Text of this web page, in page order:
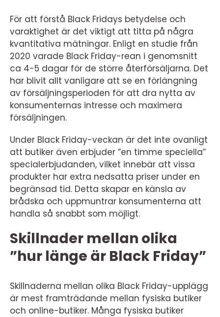
För att förstå Black Fridays betydelse och
varaktighet är det viktigt att titta på några
kvantitativa mätningar. Enligt en studie från
2020 varade Black Friday-rean i genomsnitt
ca 4-5 dagar för de större återförsäljarna. Det
har blivit allt vanligare att se en förlängning
av försäljningsperioden för att dra nytta av
konsumenternas intresse och maximera
försäljningen.
Under Black Friday-veckan är det inte ovanligt
att butiker även erbjuder ”en timme speciella”
specialerbjudanden, vilket innebär att vissa
produkter har extra nedsatta priser under en
begränsad tid. Detta skapar en känsla av
brådska och uppmuntrar konsumenterna att
handla så snabbt som möjligt.
Skillnader mellan olika
”hur länge är Black Friday”
Skillnaderna mellan olika Black Friday-upplägg
är mest framträdande mellan fysiska butiker
och online-butiker. Många fysiska butiker